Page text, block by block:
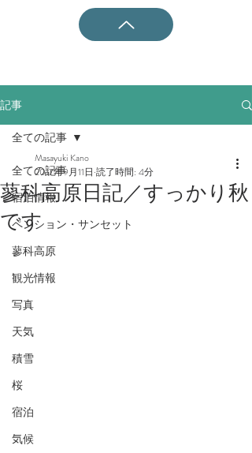
記事
全ての記事
宿泊情報
ペンション・サンセット
蓼科高原
観光情報
写真
天気
積雪
桜
宿泊
気候
全ての記事
蓼科高原日記／すっかり秋
です
Masayuki Kano
2017年9月11日 読了時間: 4分